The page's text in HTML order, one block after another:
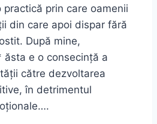
practică prin care oamenii
din care apoi dispar fără
După mine,
e o consecință a
către dezvoltarea
în detrimentul